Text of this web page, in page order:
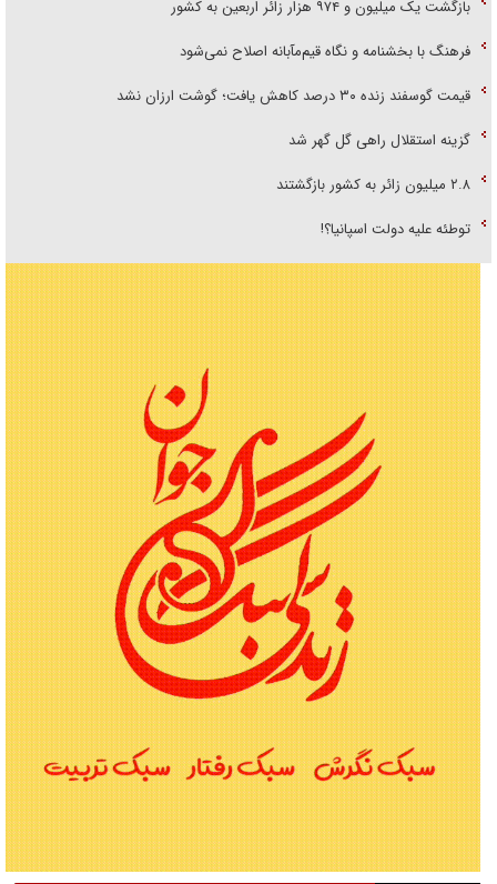
بازگشت یک میلیون و ۹۷۴ هزار زائر اربعین به کشور
فرهنگ با بخشنامه و نگاه قیم‌مآبانه اصلاح نمی‌شود
قیمت گوسفند زنده ۳۰ درصد کاهش یافت؛ گوشت ارزان نشد
گزینه استقلال راهی گل گهر شد
۲.۸ میلیون زائر به کشور بازگشتند
توطئه علیه دولت اسپانیا؟!